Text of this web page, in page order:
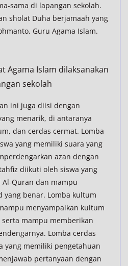
sama di lapangan sekolah.
sholat Duha berjamaah yang
Guru Agama Islam.
Agama Islam dilaksanakan
sekolah
ini juga diisi dengan
menarik, di antaranya
dan cerdas cermat. Lomba
yang memiliki suara yang
azan dengan
diikuti oleh siswa yang
Quran dan mampu
yang benar. Lomba kultum
menyampaikan kultum
mampu memberikan
Lomba cerdas
yang memiliki pengetahuan
pertanyaan dengan